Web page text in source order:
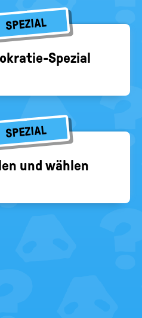
SPEZIAL
​Spezial
SPEZIAL
und wäh­len